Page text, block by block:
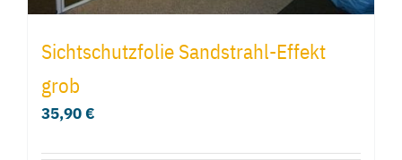
Sichtschutzfolie Sandstrahl-Effekt
grob
35,90€